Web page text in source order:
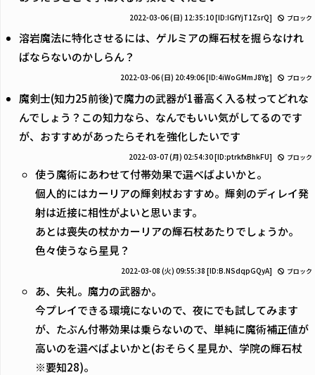
2022-03-06 (日) 12:35:10[ID:IGfYjT1ZsrQ] ブロック
溶岩魔法に特化させるには、ゲルミアの輝石杖を掘らなけれ
ばならないのかしらん？
2022-03-06 (日) 20:49:06[ID:4iWoGMmJ8Yg] ブロック
魔剣士(知力25前後)で魔力の武器が1番高く入る杖ってどれな
んでしょう？この知力なら、なんでもいい気がしてるのです
が、おすすめがあったらそれを強化したいです
2022-03-07 (月) 02:54:30[ID:ptrkfxBhkFU] ブロック
使う魔術にあわせて付帯効果で選べばよいかと。
個人的にはカーリアの輝剣杖おすすめ。輝剣のディレイ発
射は近接に相性がよいと思います。
あとは喪失の杖かカーリアの輝石杖あたりでしょうか。
色々使うなら星見？
2022-03-08 (火) 09:55:38 [ID:B.NSdqpGQyA] ブロック
あ、失礼。魔力の武器か。
今プレイできる環境にないので、夜にでも試してみます
が、たぶん付帯効果は乗らないので、単純に魔術補正値が
高いのを選べばよいかと(おそらく星見か、学院の輝石杖
※要知28)。